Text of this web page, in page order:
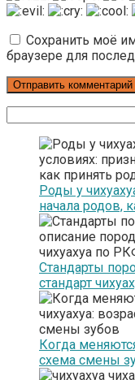
Сохранить моё
браузере для
Роды у
начала родов,
Стандарты
стандарт
Когда
схема смены